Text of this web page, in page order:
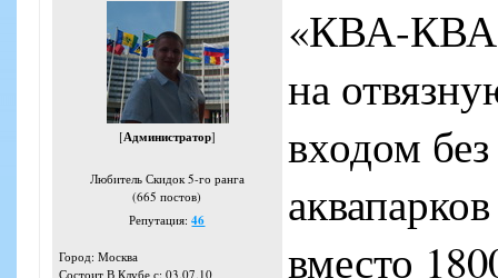
[Администратор]
Любитель Скидок 5-го ранга
(665 постов)
Репутация:46
Город: Москва
Состоит В Клубе с: 03.07.10
«КВА-
на
входом
вместо